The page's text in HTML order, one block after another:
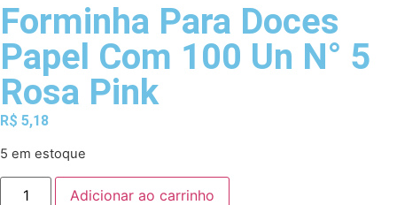
Forminha Para Doces
Papel Com 100 Un N° 5
Rosa Pink
R$ 5,18
5 em estoque
Adicionar ao carrinho